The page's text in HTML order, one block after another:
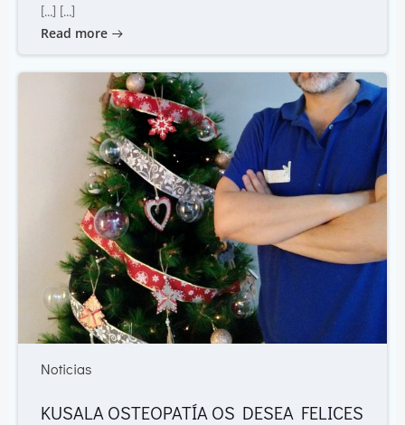
[…] […]
Read more
Noticias
KUSALA OSTEOPATÍA OS DESEA FELICES